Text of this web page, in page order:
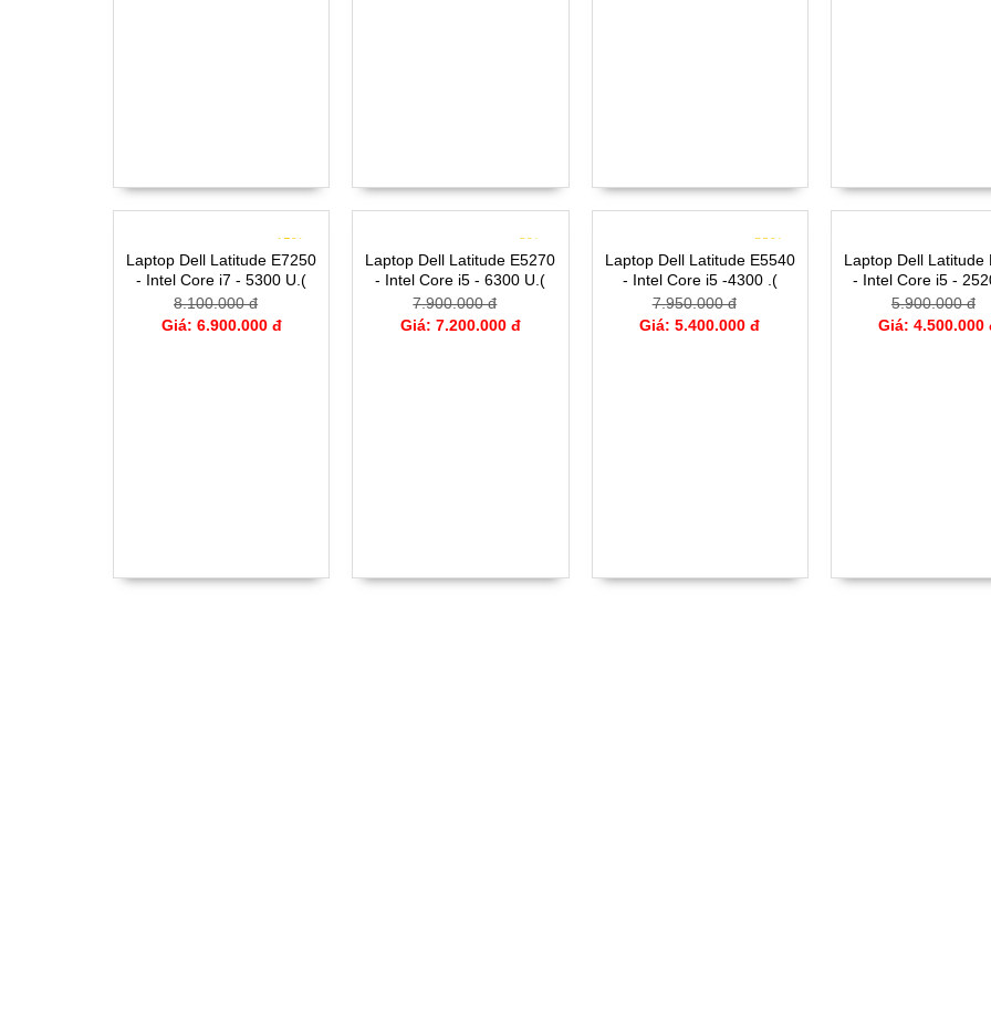
- 15%
Laptop Dell Latitude E7250
- Intel Core i7 - 5300 U.(
TH5)- 4G- SSD128G- 12.5'
8.100.000 đ
Giá: 6.900.000 đ
- 9%
Laptop Dell Latitude E5270
- Intel Core i5 - 6300 U.(
TH6)- 4G- SSD128G- 12.5'
7.900.000 đ
Giá: 7.200.000 đ
- 32%
Laptop Dell Latitude E5540
- Intel Core i5 -4300 .(
TH4)- 4G- SSD128G- 16.5
7.950.000 đ
Giá: 5.400.000 đ
Laptop Dell Latitude
- Intel Core i5 -
TH2)(đồ họa ) -
SSD120G- 14'
5.900.000 đ
Giá: 4.500.000